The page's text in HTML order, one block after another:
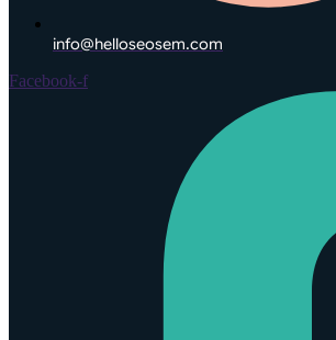
info@helloseosem.com
Facebook-f